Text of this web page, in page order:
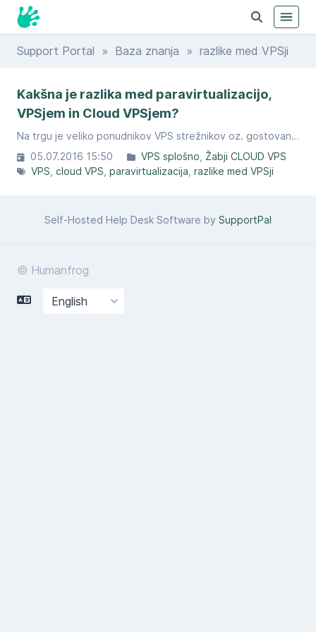
Support Portal » Baza znanja » razlike med VPSji
Kakšna je razlika med paravirtualizacijo,
VPSjem in Cloud VPSjem?
Na trgu je veliko ponudnikov VPS strežnikov oz. gostovanj, pa vendar je potrebno pogledati tudi razliko med samimi VPSji.
05.07.2016 15:50
VPS splošno Žabji CLOUD VPS
VPS cloud VPS paravirtualizacija razlike med VPSji
Self-Hosted Help Desk Software by SupportPal
© Humanfrog